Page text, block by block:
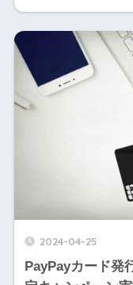
2024-04-25
PayPayカード発